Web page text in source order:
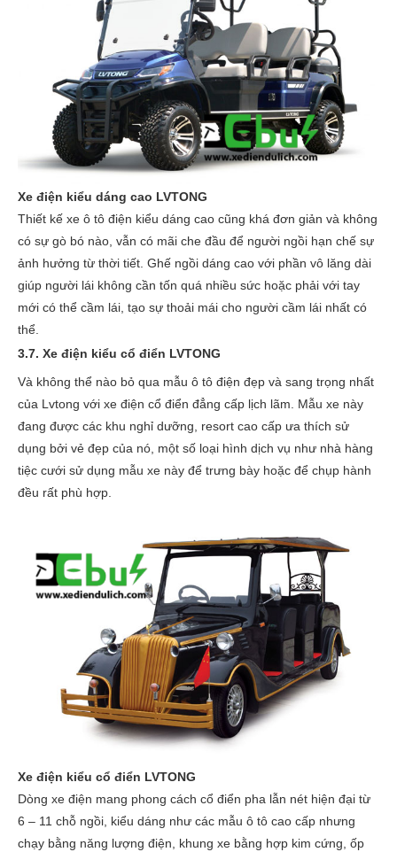
Xe điện kiểu dáng cao LVTONG
Thiết kế xe ô tô điện kiểu dáng cao cũng khá đơn giản và không
có sự gò bó nào, vẫn có mãi che đầu để người ngồi hạn chế sự
ảnh hưởng từ thời tiết. Ghế ngồi dáng cao với phần vô lăng dài
giúp người lái không cần tốn quá nhiều sức hoặc phải với tay
mới có thể cầm lái, tạo sự thoải mái cho người cầm lái nhất có
thể.
3.7. Xe điện kiểu cổ điển LVTONG
Và không thể nào bỏ qua mẫu ô tô điện đẹp và sang trọng nhất
của Lvtong với xe điện cổ điển đẳng cấp lịch lãm. Mẫu xe này
đang được các khu nghỉ dưỡng, resort cao cấp ưa thích sử
dụng bởi vẻ đẹp của nó, một số loại hình dịch vụ như nhà hàng
tiệc cưới sử dụng mẫu xe này để trưng bày hoặc để chụp hành
đều rất phù hợp.
Xe điện kiểu cổ điển LVTONG
Dòng xe điện mang phong cách cổ điển pha lẫn nét hiện đại từ
6 – 11 chỗ ngồi, kiểu dáng như các mẫu ô tô cao cấp nhưng
chạy bằng năng lượng điện, khung xe bằng hợp kim cứng, ốp